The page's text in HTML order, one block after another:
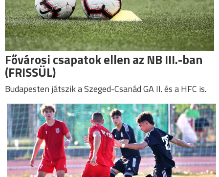
Fővárosi csapatok ellen az NB III.-ban
(FRISSÜL)
Budapesten játszik a Szeged-Csanád GA II. és a HFC is.